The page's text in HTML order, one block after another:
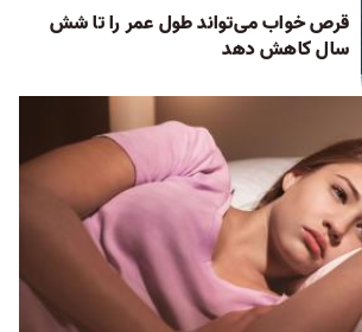
قرص‌‌‌ خواب می‌تواند طول عمر را تا شش
سال کاهش دهد